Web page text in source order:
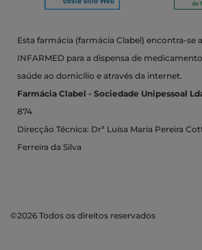
Esta farmácia (farmácia Clabel) encontra-se
INFARMED para a dispensa de
saúde ao domicílio e através da internet.
Farmácia Clabel - Sociedade Unipessoal
874
Direcção Técnica: Drª Luísa Maria Pereira
Ferreira da Silva
©2026 Todos os direitos reservados